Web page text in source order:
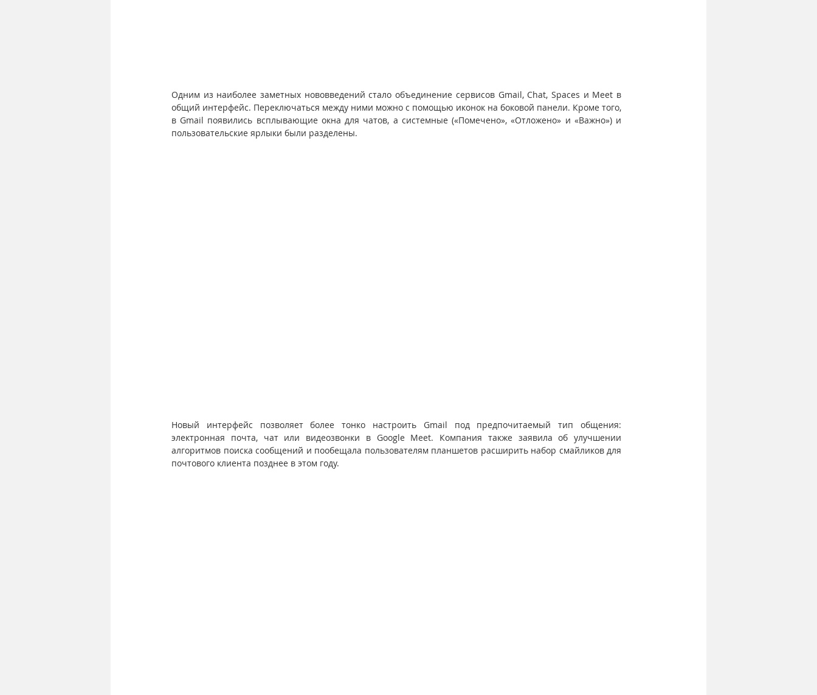
Одним из наиболее заметных нововведений стало объединение сервисов Gmail, Chat, Spaces и Meet в
общий интерфейс. Переключаться между ними можно с помощью иконок на боковой панели. Кроме того,
в Gmail появились всплывающие окна для чатов, а системные («Помечено», «Отложено» и «Важно») и
пользовательские ярлыки были разделены.
Новый интерфейс позволяет более тонко настроить Gmail под предпочитаемый тип общения:
электронная почта, чат или видеозвонки в Google Meet. Компания также заявила об улучшении
алгоритмов поиска сообщений и пообещала пользователям планшетов расширить набор смайликов для
почтового клиента позднее в этом году.